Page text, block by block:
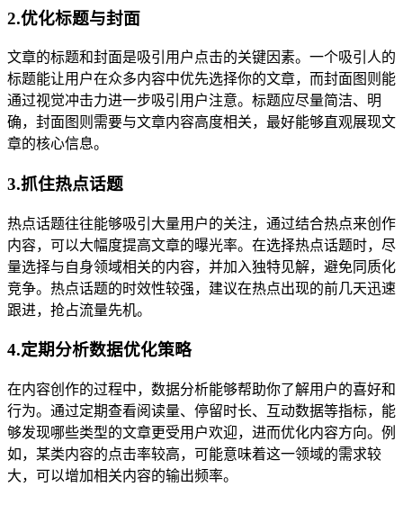
2.优化标题与封面
文章的标题和封面是吸引用户点击的关键因素。一个吸引人的
标题能让用户在众多内容中优先选择你的文章，而封面图则能
通过视觉冲击力进一步吸引用户注意。标题应尽量简洁、明
确，封面图则需要与文章内容高度相关，最好能够直观展现文
章的核心信息。
3.抓住热点话题
热点话题往往能够吸引大量用户的关注，通过结合热点来创作
内容，可以大幅度提高文章的曝光率。在选择热点话题时，尽
量选择与自身领域相关的内容，并加入独特见解，避免同质化
竞争。热点话题的时效性较强，建议在热点出现的前几天迅速
跟进，抢占流量先机。
4.定期分析数据优化策略
在内容创作的过程中，数据分析能够帮助你了解用户的喜好和
行为。通过定期查看阅读量、停留时长、互动数据等指标，能
够发现哪些类型的文章更受用户欢迎，进而优化内容方向。例
如，某类内容的点击率较高，可能意味着这一领域的需求较
大，可以增加相关内容的输出频率。